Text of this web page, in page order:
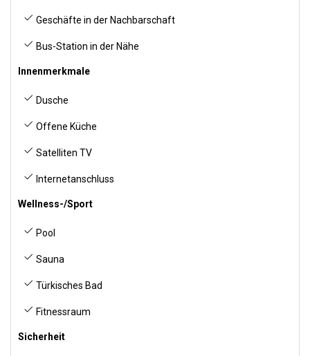
Geschäfte in der Nachbarschaft
Bus-Station in der Nähe
Innenmerkmale
Dusche
Offene Küche
Satelliten TV
Internetanschluss
Wellness-/Sport
Pool
Sauna
Türkisches Bad
Fitnessraum
Sicherheit